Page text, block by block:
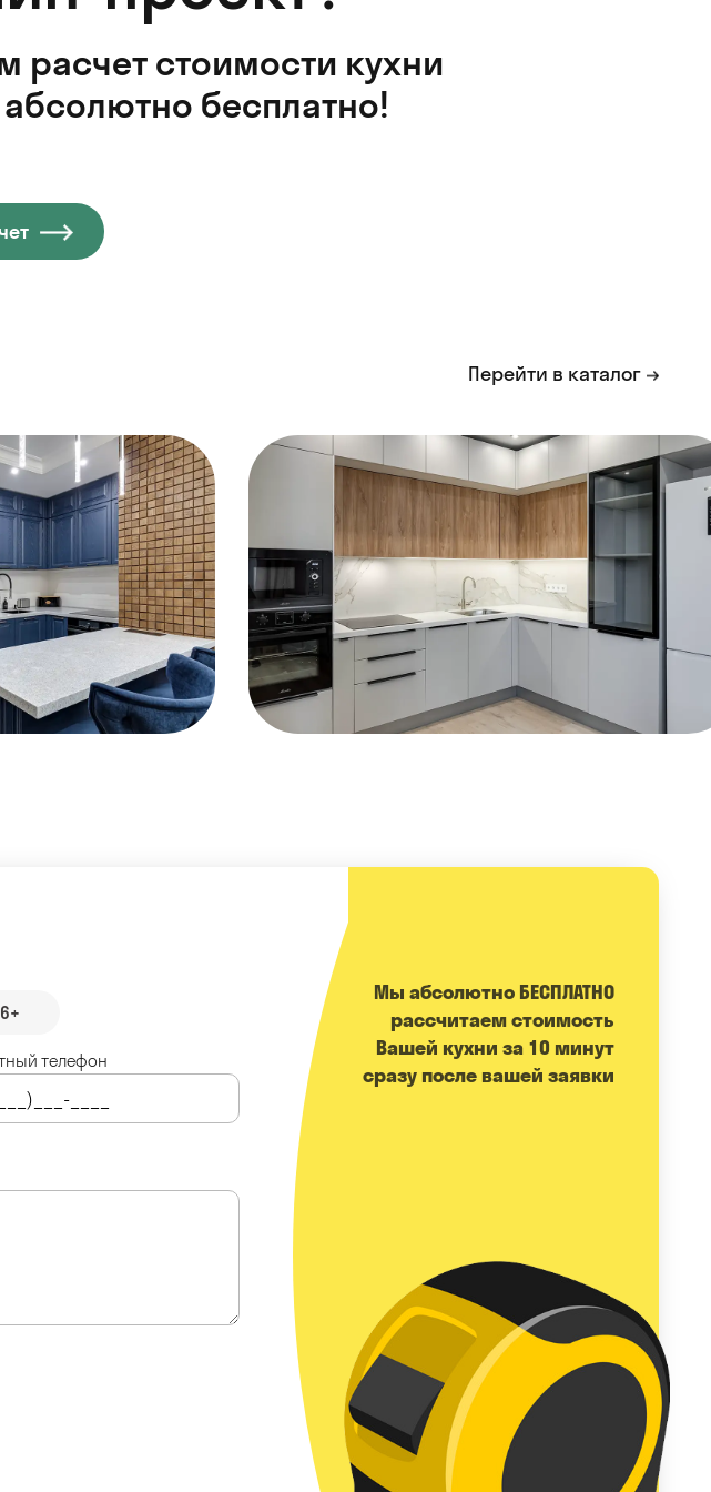
стоимости кухни
бесплатно!
Перейти в каталог
6+
телефон
Мы абсолютно БЕСПЛАТНО
расcчитаем стоимость
Вашей кухни за 10 минут
сразу после вашей заявки